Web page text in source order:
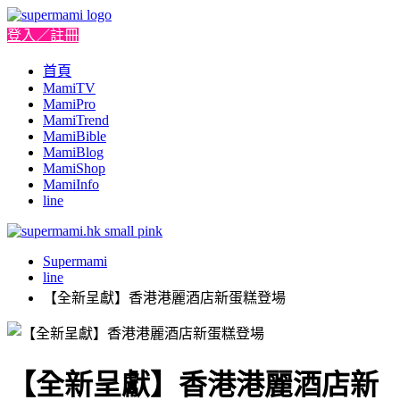
登入／註冊
首頁
MamiTV
MamiPro
MamiTrend
MamiBible
MamiBlog
MamiShop
MamiInfo
line
Supermami
line
【全新呈獻】香港港麗酒店新蛋糕登場
【全新呈獻】香港港麗酒店新